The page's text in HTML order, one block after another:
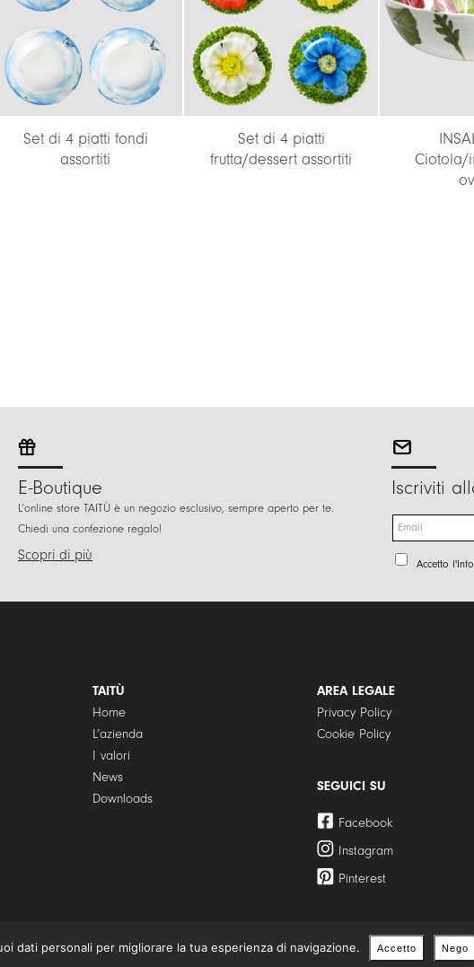
Set di 4 piatti fondi
assortiti
Set di 4 piatti
frutta/dessert assortiti
Ciotola/
E-Boutique
L’online store TAITÙ è un negozio esclusivo, sempre aperto per te.
Chiedi una confezione regalo!
Scopri di più
Iscriviti
m
a
P
P
Accetto l'
TAITÙ
Home
L’azienda
I valori
News
Downloads
AREA LEGALE
Privacy Policy
Cookie Policy
SEGUICI SU
Facebook
Instagram
Pinterest
dati personali per migliorare la tua esperienza di navigazione. Accetto Nego